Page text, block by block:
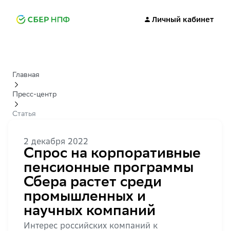
Личный кабинет
Главная
Пресс-центр
Статья
2 декабря 2022
Спрос на корпоративные
пенсионные программы
Сбера растет среди
промышленных и
научных компаний
Интерес российских компаний к